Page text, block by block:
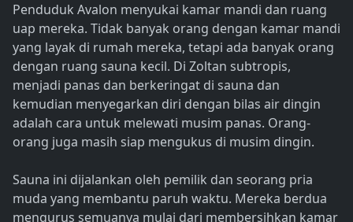
Penduduk Avalon menyukai kamar mandi dan ruang
uap mereka. Tidak banyak orang dengan kamar mandi
yang layak di rumah mereka, tetapi ada banyak orang
dengan ruang sauna kecil. Di Zoltan subtropis,
menjadi panas dan berkeringat di sauna dan
kemudian menyegarkan diri dengan bilas air dingin
adalah cara untuk melewati musim panas. Orang-
orang juga masih siap mengukus di musim dingin.
Sauna ini dijalankan oleh pemilik dan seorang pria
muda yang membantu paruh waktu. Mereka berdua
mengurus semuanya mulai dari membersihkan kamar